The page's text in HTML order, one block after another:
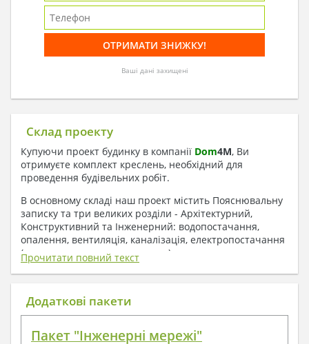
Ваші дані захищені
Склад проекту
Купуючи проект будинку в компанії Dom4M, Ви
отримуєте комплект креслень, необхідний для
проведення будівельних робіт.
В основному складі наш проект містить Пояснювальну
записку та три великих розділи - Архітектурний,
Конструктивний та Інженерний: водопостачання,
опалення, вентиляція, каналізація, електропостачання
( купується за додаткову плату ).
1. До складу Архітектурного розділу
входять:
План покрівлі
Прочитати повний текст
Додаткові пакети
Пакет "Інженерні мережі"